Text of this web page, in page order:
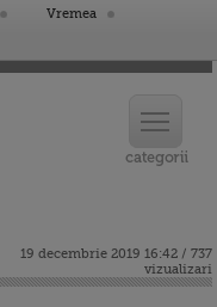
Vremea
19 decembrie 2019 16:42 / 737
vizualizari